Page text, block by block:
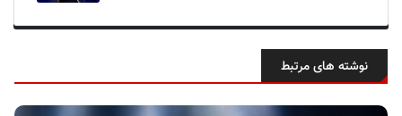
نوشته های مرتبط